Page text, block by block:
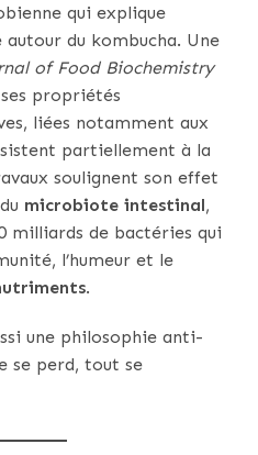
qui explique
autour du kombucha. Une
of Food Biochemistry
propriétés
liées notamment aux
partiellement à la
soulignent son effet
microbiote intestinal,
milliards de bactéries qui
l’humeur et le
.
une philosophie anti-
se perd, tout se